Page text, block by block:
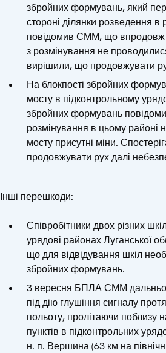
збройних формувань, який
стороні ділянки розведення в
повідомив СММ, що впродовж
з розмінування не
вирішили, що продовжувати
На блокпості збройних
мосту в підконтрольному
збройних формувань
розмінування в цьому районі
мосту присутні міни.
продовжувати рух далі
Інші перешкоди:
Співробітники двох різних
урядові районах Луганської
що для відвідування шкіл
збройних формувань.
3 вересня БПЛА СММ
під дію глушіння сигналу
польоту, пролітаючи поблизу
пунктів в підконтрольних
н. п. Вершина (63 км на